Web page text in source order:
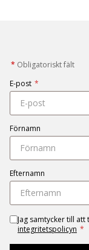
* Obligatoriskt fält
E-post *
Förnamn
Efternamn
Jag samtycker till
integritetspolicyn *